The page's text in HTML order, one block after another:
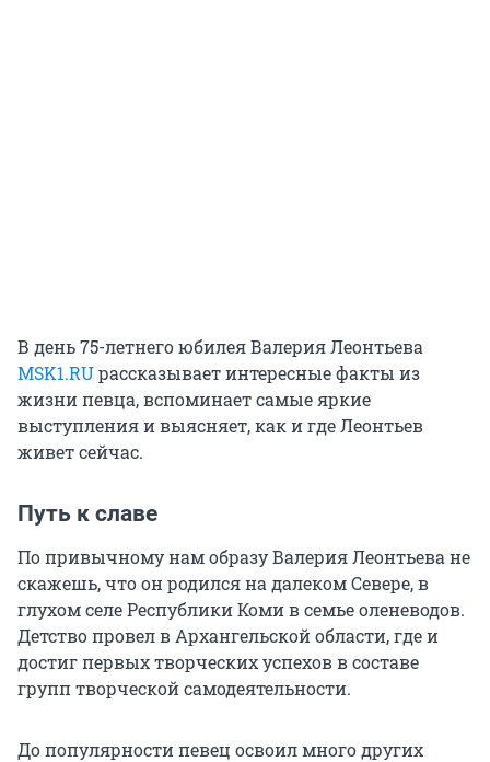
В день 75-летнего юбилея Валерия Леонтьева
MSK1.RUрассказывает интересные факты из
жизни певца, вспоминает самые яркие
выступления и выясняет, как и где Леонтьев
живет сейчас.
Путь к славе
По привычному нам образу Валерия Леонтьева не
скажешь, что он родился на далеком Севере, в
глухом селе Республики Коми в семье оленеводов.
Детство провел в Архангельской области, где и
достиг первых творческих успехов в составе
групп творческой самодеятельности.
До популярности певец освоил много других